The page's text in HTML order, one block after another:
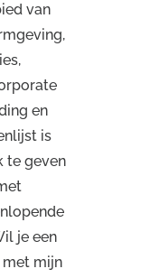
van
en
is
te geven
je een
met mijn